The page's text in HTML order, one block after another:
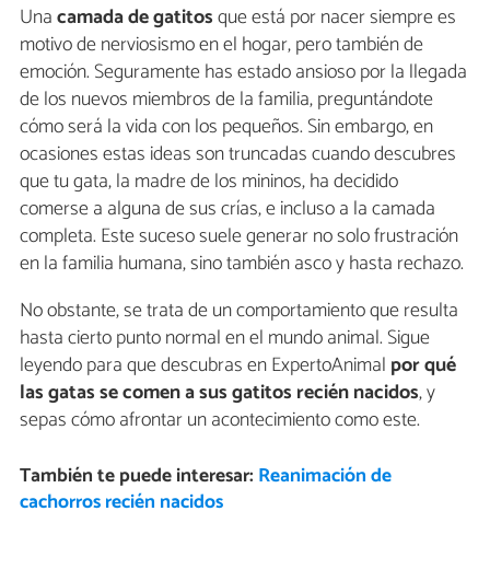
Unacamada de gatitosque está por nacer siempre es
motivo de nerviosismo en el hogar, pero también de
emoción. Seguramente has estado ansioso por la llegada
de los nuevos miembros de la familia, preguntándote
cómo será la vida con los pequeños. Sin embargo, en
ocasiones estas ideas son truncadas cuando descubres
que tu gata, la madre de los mininos, ha decidido
comerse a alguna de sus crías, e incluso a la camada
completa. Este suceso suele generar no solo frustración
en la familia humana, sino también asco y hasta rechazo.
No obstante, se trata de un comportamiento que resulta
hasta cierto punto normal en el mundo animal. Sigue
leyendo para que descubras en ExpertoAnimal por qué
las gatas se comen a sus gatitos recién nacidos, y
sepas cómo afrontar un acontecimiento como este.
También te puede interesar: Reanimación de
cachorros recién nacidos